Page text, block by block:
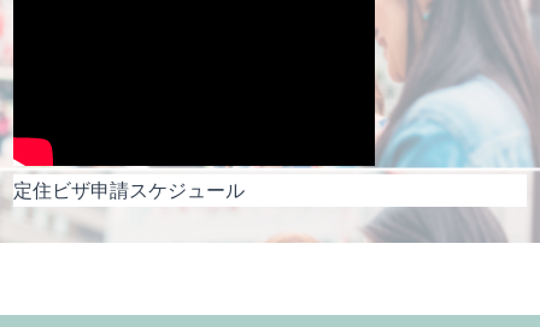
定住ビザ申請スケジュール